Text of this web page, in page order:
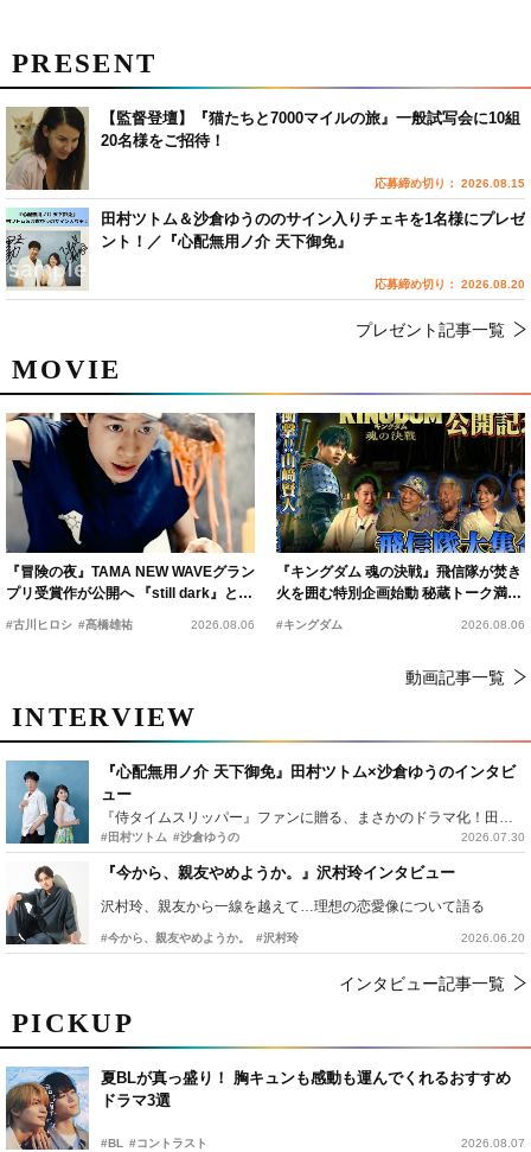
PICKUP
夏BLが真っ盛り！ 胸キュンも感動も運んでくれるおすすめ
ドラマ3選
#BL #コントラスト 2026.08.07
MOVIE
『冒険の夜』TAMA NEW WAVEグラン
プリ受賞作が公開へ 『still dark』と同
時上映決定
#古川ヒロシ #髙橋雄祐 2026.08.06
『キングダム 魂の決戦』飛信隊が焚き
火を囲む特別企画始動 秘蔵トーク満載
の“キングダムキャンプ”開催
#キングダム 2026.08.06
動画記事一覧
INTERVIEW
『心配無用ノ介 天下御免』田村ツトム×沙倉ゆうのインタビ
ュー
#田村ツトム #沙倉ゆうの 2026.07.30
『今から、親友やめようか。』沢村玲インタビュー
沢村玲、親友から一線を越えて…理想の恋愛像について語る
#今から、親友やめようか。 #沢村玲 2026.06.20
インタビュー記事一覧
PRESENT
【監督登壇】『猫たちと7000マイルの旅』一般試写会に10組
20名様をご招待！
応募締め切り： 2026.08.15
田村ツトム＆沙倉ゆうののサイン入りチェキを1名様にプレゼ
ント！／『心配無用ノ介 天下御免』
応募締め切り： 2026.08.20
プレゼント記事一覧